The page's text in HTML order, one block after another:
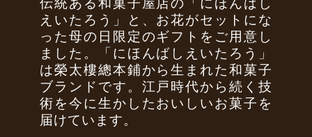
伝統ある和菓子屋店の「にほんばし
えいたろう」と、お花がセットにな
った母の日限定のギフトをご用意し
ました。「にほんばしえいたろう」
は榮太樓總本鋪から生まれた和菓子
ブランドです。江戸時代から続く技
術を今に生かしたおいしいお菓子を
届けています。